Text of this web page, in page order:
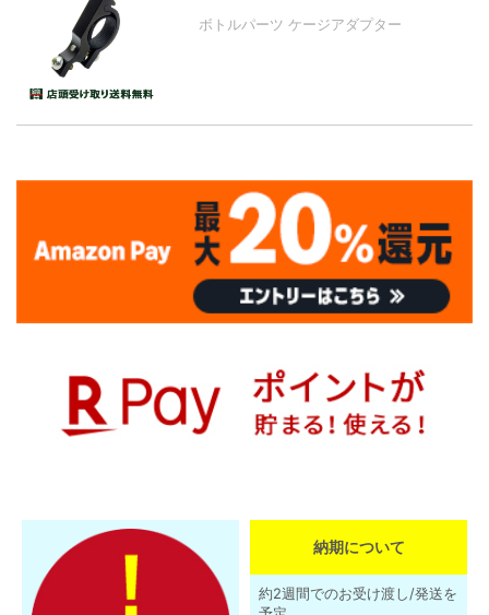
ボトルパーツ ケージアダプター
納期について
約2週間でのお受け渡し/発送を